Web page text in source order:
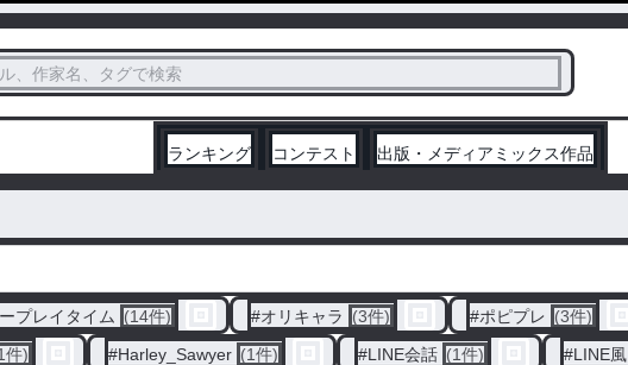
、作家名、タグで検索
ランキング コンテスト 出版・メディアミックス作品
プレイタイム (14件) #オリキャラ (3件) #ポピプレ (3件)
件) #Harley_Sawyer (1件) #LINE会話 (1件) #LINE風